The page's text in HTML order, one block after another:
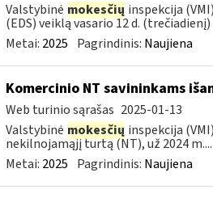
Valstybinė mokesčių inspekcija
(EDS) veiklą vasario 12 d. (trečiadienį)
Metai: 2025 Pagrindinis: Naujiena
Komercinio NT savininkams
Web turinio sąrašas 2025-01-13
Valstybinė mokesčių inspekcija
nekilnojamąjį turtą (NT), už 2024 m....
Metai: 2025 Pagrindinis: Naujiena